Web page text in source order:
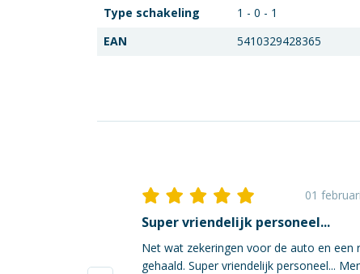
Type schakeling
1 - 0 - 1
EAN
5410329428365
01
Super vriendelijk personeel...
Net wat zekeringen voor de auto en een
gehaald. Super vriendelijk personeel...